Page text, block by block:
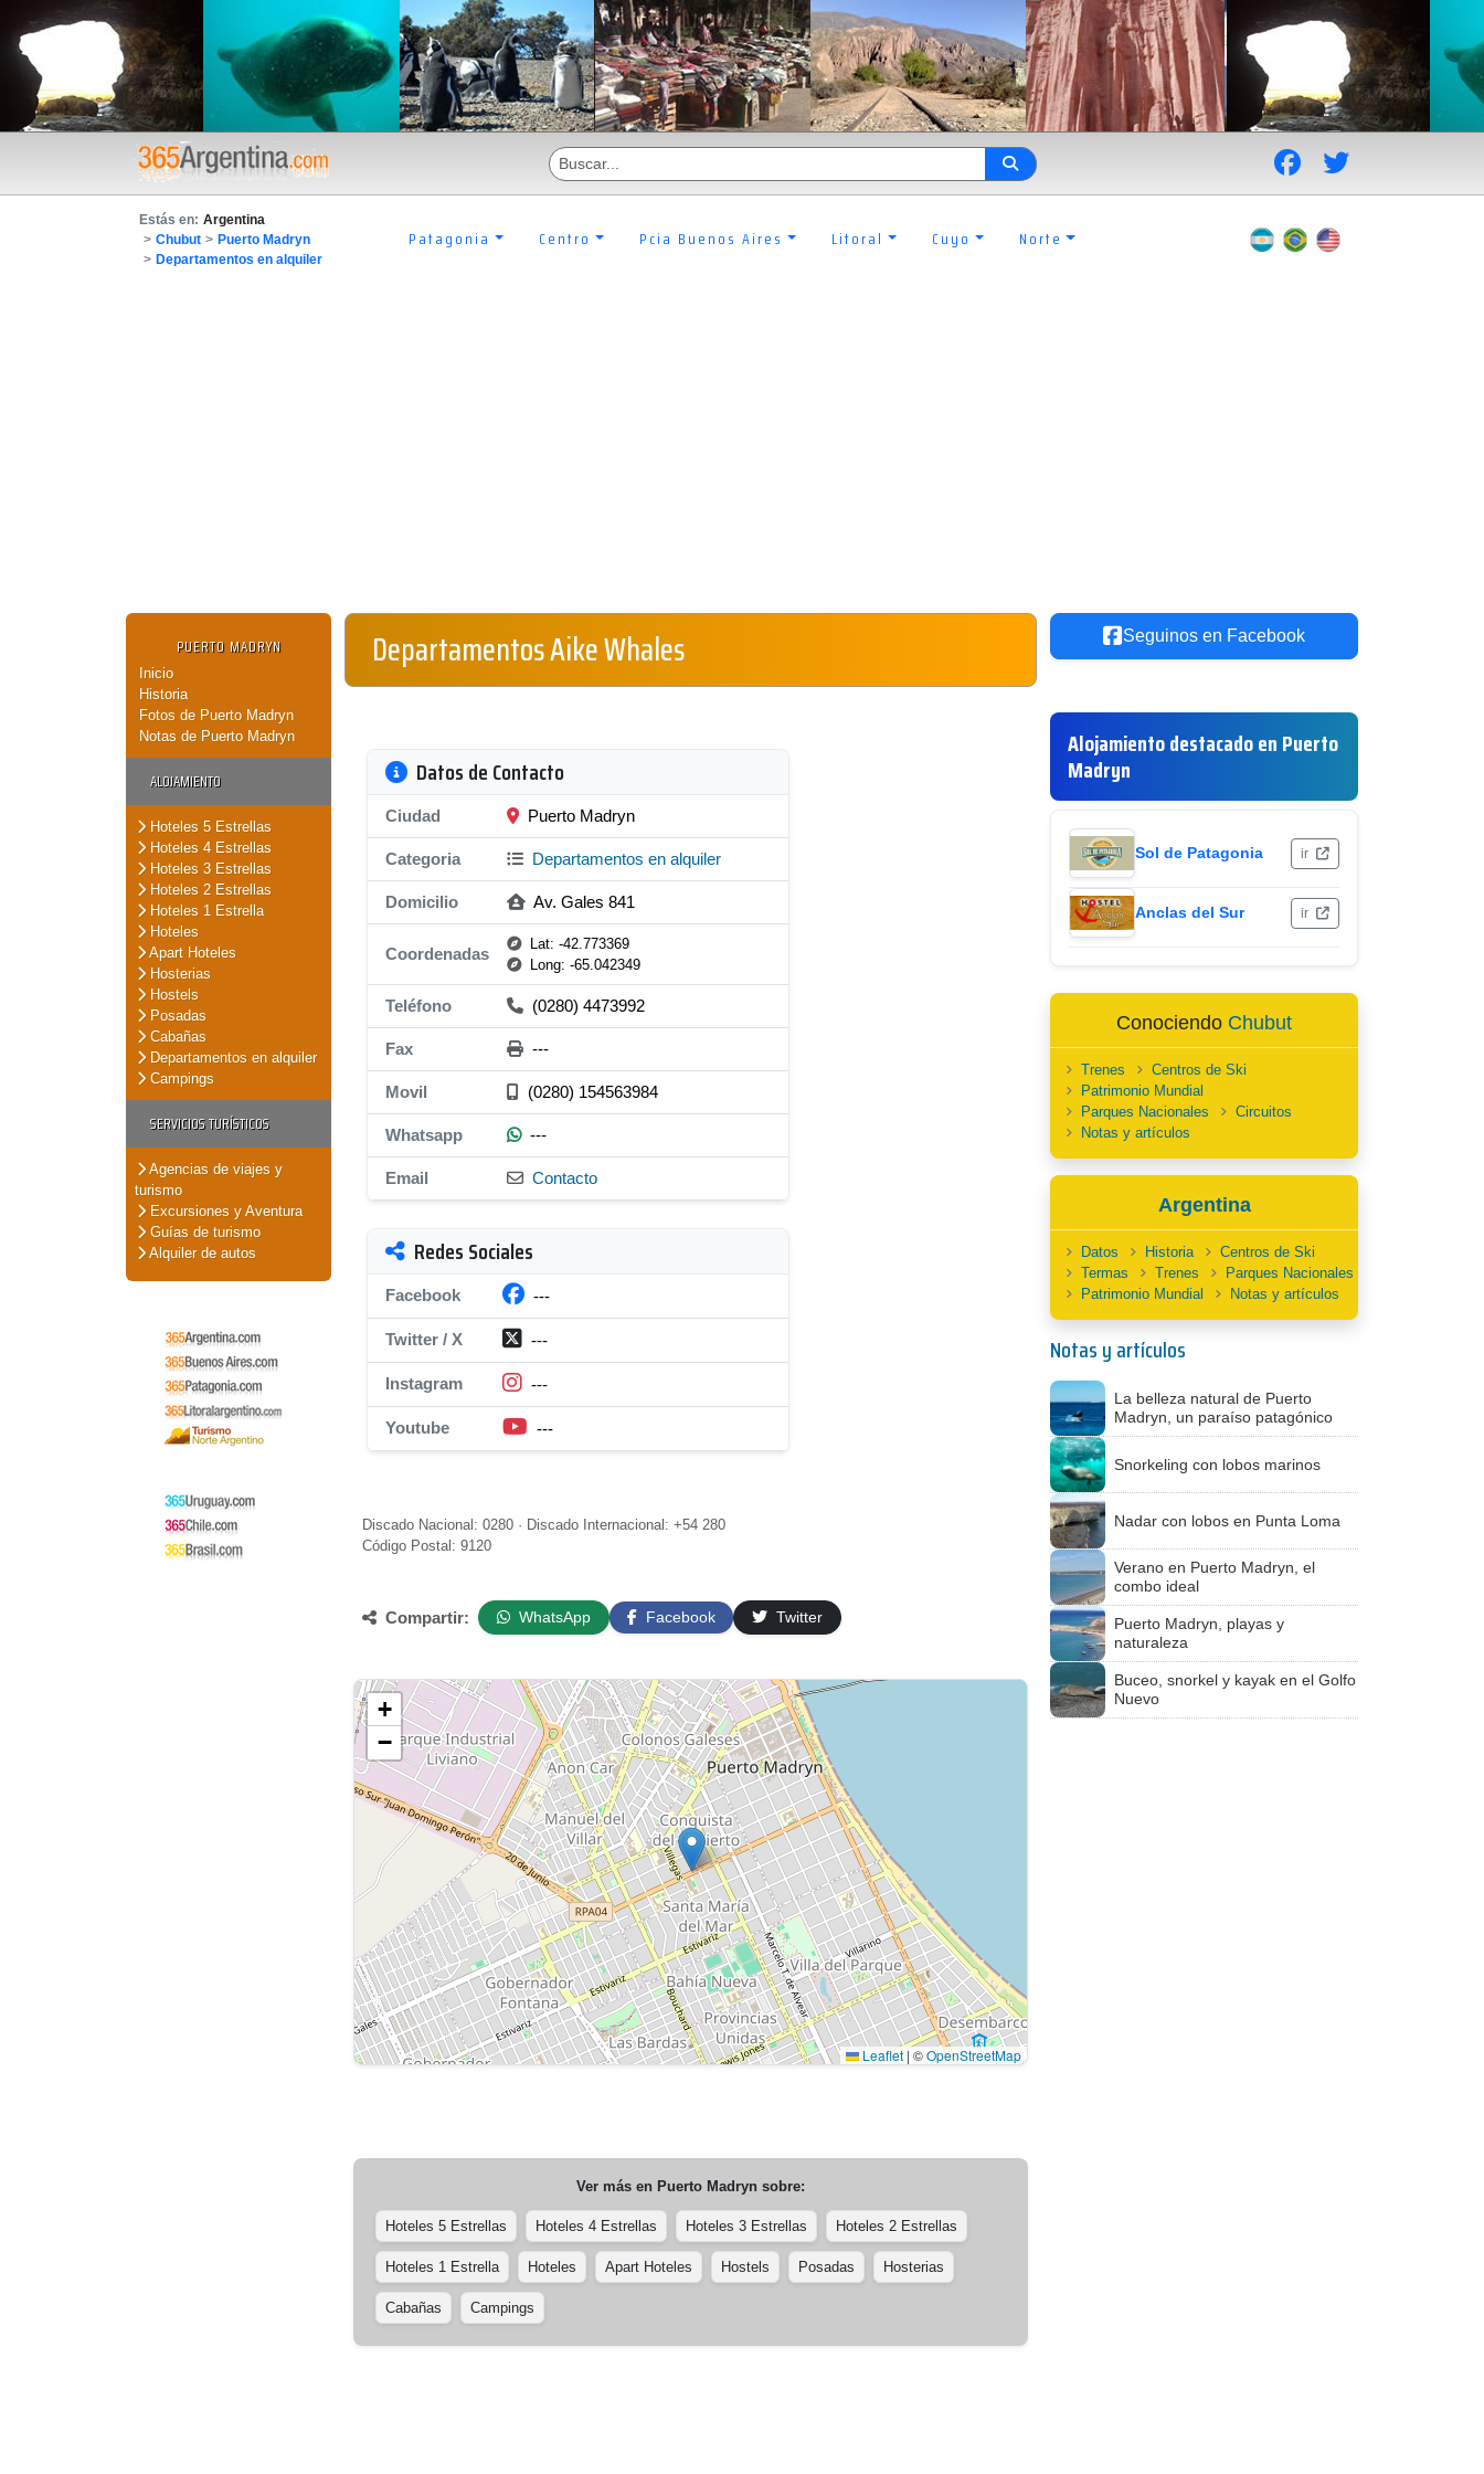
Estás en: Argentina
> Chubut > Puerto Madryn
> Departamentos en alquiler
Patagonia Centro Pcia Buenos Aires Litoral Cuyo Norte
PUERTO MADRYN
Inicio
Historia
Fotos de Puerto Madryn
Notas de Puerto Madryn
ALOJAMIENTO
Hoteles 5 Estrellas
Hoteles 4 Estrellas
Hoteles 3 Estrellas
Hoteles 2 Estrellas
Hoteles 1 Estrella
Hoteles
Apart Hoteles
Hosterias
Hostels
Posadas
Cabañas
Departamentos en alquiler
Campings
SERVICIOS TURÍSTICOS
Agencias de viajes y
turismo
Excursiones y Aventura
Guías de turismo
Alquiler de autos
Departamentos Aike Whales
Datos de Contacto
Ciudad Puerto Madryn
Categoria Departamentos en alquiler
Domicilio Av. Gales 841
Coordenadas
Lat: -42.773369
Long: -65.042349
Teléfono (0280) 4473992
Fax ---
Movil (0280) 154563984
Whatsapp ---
Email Contacto
Redes Sociales
Facebook ---
Twitter / X ---
Instagram ---
Youtube ---
Discado Nacional: 0280 · Discado Internacional: +54 280
Código Postal: 9120
Compartir: WhatsApp Facebook Twitter
+
−
Leaflet | ©OpenStreetMap
Ver más en Puerto Madryn sobre:
Hoteles 5 Estrellas Hoteles 4 Estrellas Hoteles 3 Estrellas Hoteles 2 Estrellas
Hoteles 1 Estrella Hoteles Apart Hoteles Hostels Posadas Hosterias
Cabañas Campings
Seguinos en Facebook
Alojamiento destacado en Puerto
Madryn
Sol de Patagonia ir
Anclas del Sur ir
Conociendo Chubut
Trenes
Centros de Ski
Patrimonio Mundial
Parques Nacionales
Circuitos
Notas y artículos
Argentina
Datos Historia
Centros de Ski
Termas
Trenes
Parques Nacionales
Patrimonio Mundial
Notas y artículos
Notas y artículos
La belleza natural de Puerto
Madryn, un paraíso patagónico
Snorkeling con lobos marinos
Nadar con lobos en Punta Loma
Verano en Puerto Madryn, el
combo ideal
Puerto Madryn, playas y
naturaleza
Buceo, snorkel y kayak en el Golfo
Nuevo